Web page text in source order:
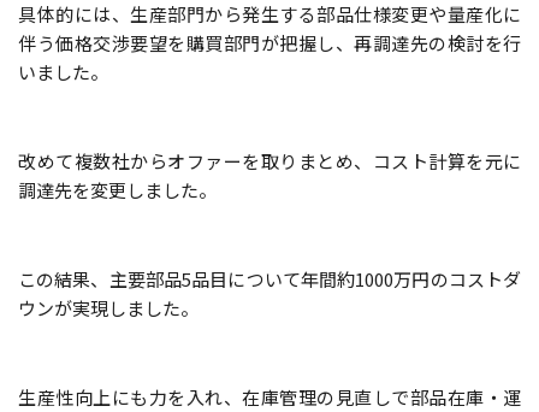
具体的には、生産部門から発生する部品仕様変更や量産化に
伴う価格交渉要望を購買部門が把握し、再調達先の検討を行
いました。
改めて複数社からオファーを取りまとめ、コスト計算を元に
調達先を変更しました。
この結果、主要部品5品目について年間約1000万円のコストダ
ウンが実現しました。
生産性向上にも力を入れ、在庫管理の見直しで部品在庫・運